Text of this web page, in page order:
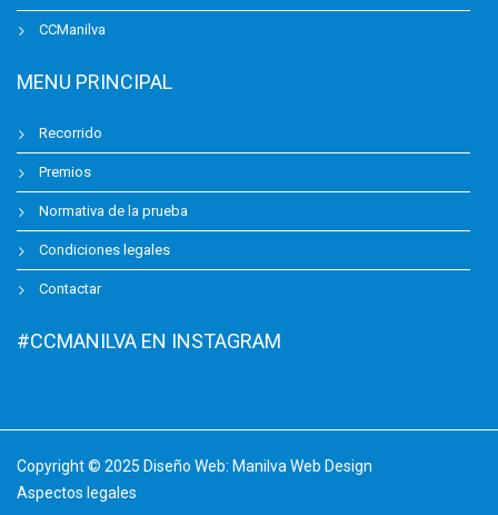
CCManilva
MENU PRINCIPAL
Recorrido
Premios
Normativa de la prueba
Condiciones legales
Contactar
#CCMANILVA EN INSTAGRAM
Copyright © 2025 Diseño Web: Manilva Web Design
Aspectos legales